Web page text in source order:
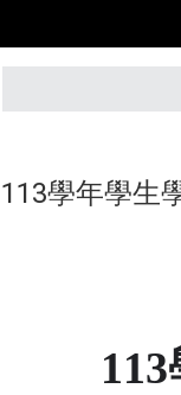
113學年學生